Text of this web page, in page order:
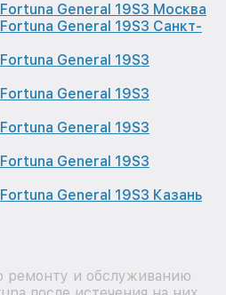
General 19S3 Москва
General 19S3 Санкт-
General 19S3
General 19S3
General 19S3
General 19S3
General 19S3 Казань
ремонту и обслуживанию